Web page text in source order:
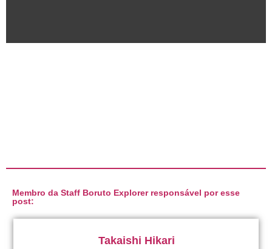
Membro da Staff Boruto Explorer responsável por esse
post:
Takaishi Hikari